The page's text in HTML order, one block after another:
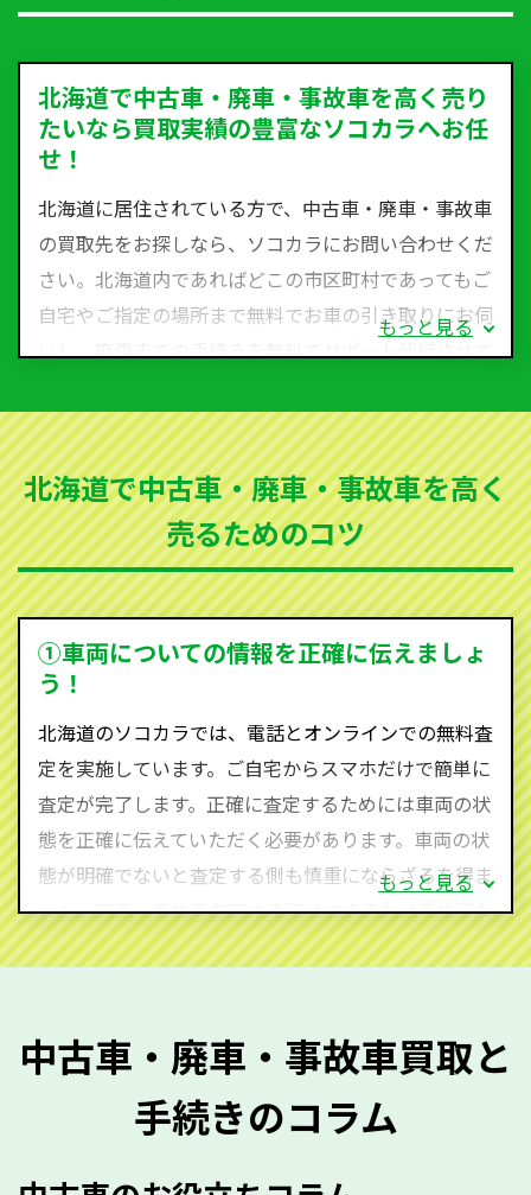
北海道で中古車・廃車・事故車を高く売り
たいなら買取実績の豊富なソコカラへお任
せ！
北海道に居住されている方で、中古車・廃車・事故車
の買取先をお探しなら、ソコカラにお問い合わせくだ
さい。北海道内であればどこの市区町村であってもご
自宅やご指定の場所まで無料でお車の引き取りにお伺
いし、廃車までの手続きを無料でサポート代行させて
など動かない車、水害車、不動車、乗らなくなってし
まった車、車検が切れて動かすことができない車でも
買取可能です。
ソコカラは世界１１０か国に独自の販売ネットワーク
を持ち、国内に自社物流網、自社ヤードをもっている
ため、中間マージンがかかりません。だから高価買取
を実現し、お客様に利益を還元することができるので
す。
590-870）までお問い合わせ下さい。
査定・ご相談・見積もりはすべて無料で行います。安
心してお問い合わせください。
もっと見る
北海道で中古車・廃車・事故車を高く
売るためのコツ
①車両についての情報を正確に伝えましょ
う！
北海道のソコカラでは、電話とオンラインでの無料査
定を実施しています。ご自宅からスマホだけで簡単に
査定が完了します。正確に査定するためには車両の状
態を正確に伝えていただく必要があります。車両の状
態が明確でないと査定する側も慎重にならざるを得ま
せん。廃車・事故車査定する際はできるだけ車検証を
ご準備ください。車検証があることで車両状態や年式
質問させていただく内容は以下の通りとなります。
メーカー／車種
もっと見る
中古車・廃車・事故車買取と
手続きのコラム